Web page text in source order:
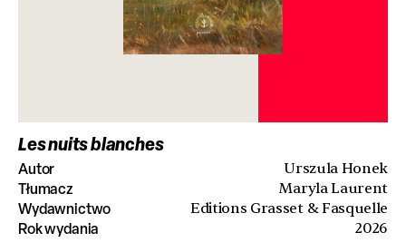
Les nuits blanches
Autor Urszula Honek
Tłumacz Maryla Laurent
Wydawnictwo Editions Grasset & Fasquelle
Rok wydania 2026